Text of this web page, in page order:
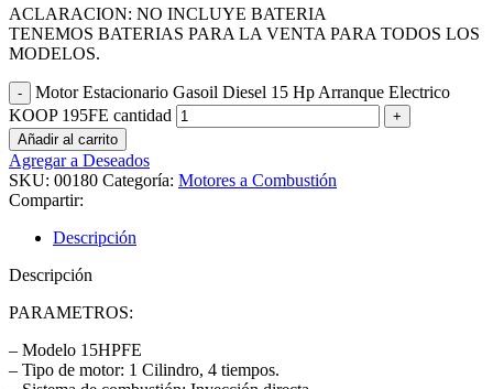
ACLARACION: NO INCLUYE BATERIA
TENEMOS BATERIAS PARA LA VENTA PARA TODOS LOS
MODELOS.
Motor Estacionario Gasoil Diesel 15 Hp Arranque Electrico
KOOP 195FE cantidad
Añadir al carrito
Agregar a Deseados
SKU: 00180 Categoría: Motores a Combustión
Compartir:
Descripción
Descripción
PARAMETROS:
– Modelo 15HPFE
– Tipo de motor: 1 Cilindro, 4 tiempos.